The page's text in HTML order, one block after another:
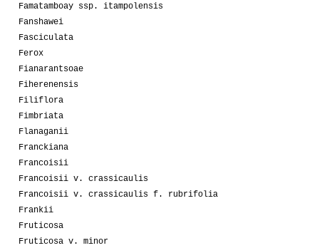
Famatamboay ssp. itampolensis
Fanshawei
Fasciculata
Ferox
Fianarantsoae
Fiherenensis
Filiflora
Fimbriata
Flanaganii
Franckiana
Francoisii
Francoisii v. crassicaulis
Francoisii v. crassicaulis f. rubrifolia
Frankii
Fruticosa
Fruticosa v. minor